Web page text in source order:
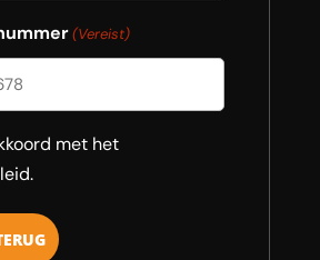
(Vereist)
met het